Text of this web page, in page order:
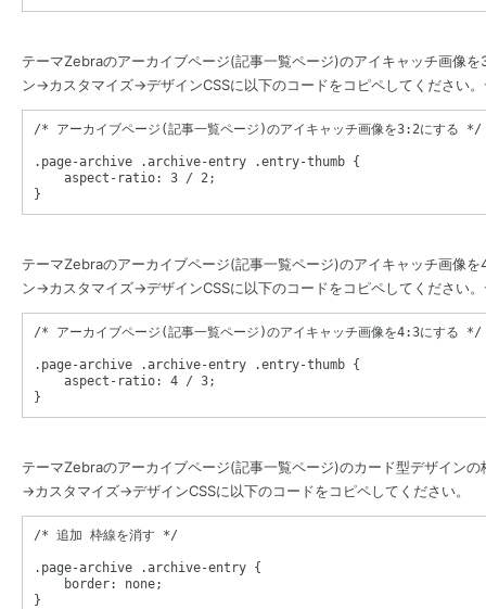
テーマZebraのアーカイブページ(記事一覧ページ)のアイキャッチ画像
ン→カスタマイズ→デザインCSSに以下のコードをコピペしてください
/* アーカイブページ(記事一覧ページ)のアイキャッチ画像を3:2にする */
.page-archive .archive-entry .entry-thumb {
aspect-ratio: 3 / 2
}
テーマZebraのアーカイブページ(記事一覧ページ)のアイキャッチ画像
ン→カスタマイズ→デザインCSSに以下のコードをコピペしてください
/* アーカイブページ(記事一覧ページ)のアイキャッチ画像を4:3にする */
.page-archive .archive-entry .entry-thumb {
aspect-ratio: 4 / 3
}
テーマZebraのアーカイブページ(記事一覧ページ)のカード型デザイン
→カスタマイズ→デザインCSSに以下のコードをコピペしてください。
/* 追加 枠線を消す */
.page-archive .archive-entry {
border: none
}